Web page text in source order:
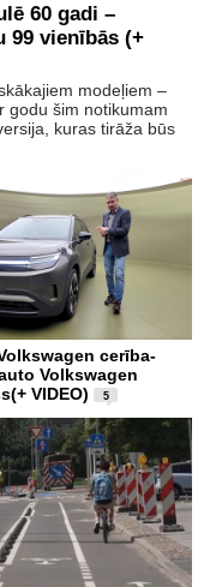
60 gadi –
99 vienībās (+
modeļiem –
godu šim notikumam
kuras tirāža būs
cerība-
Volkswagen
VIDEO)
5